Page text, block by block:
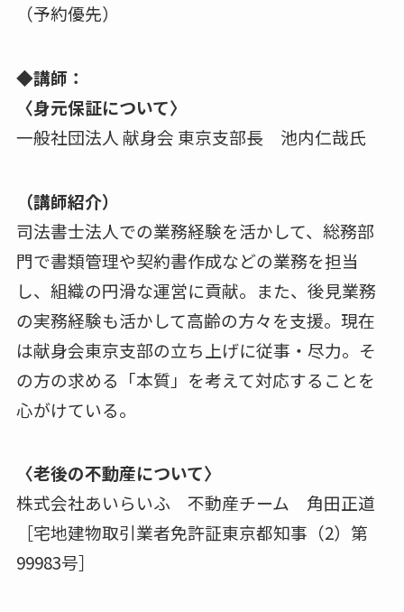
（予約優先）
◆講師：
〈⾝元保証について〉
一般社団法⼈ 献⾝会 東京⽀部⻑ 池内仁哉⽒
（講師紹介）
司法書⼠法⼈での業務経験を活かして、総務部
門で書類管理や契約書作成などの業務を担当
し、組織の円滑な運営に貢献。また、後⾒業務
の実務経験も活かして高齢の方々を⽀援。現在
は献⾝会東京⽀部の⽴ち上げに従事・尽⼒。そ
の方の求める「本質」を考えて対応することを
⼼がけている。
〈⽼後の不動産について〉
株式会社あいらいふ 不動産チーム 角⽥正道
［宅地建物取引業者免許証東京都知事（2）第
99983号］